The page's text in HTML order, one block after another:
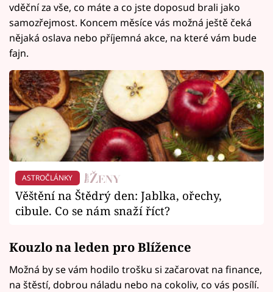
vděční za vše, co máte a co jste doposud brali jako
samozřejmost. Koncem měsíce vás možná ještě čeká
nějaká oslava nebo příjemná akce, na které vám bude
fajn.
ASTROČLÁNKY
Věštění na Štědrý den: Jablka, ořechy,
cibule. Co se nám snaží říct?
Kouzlo na leden pro Blížence
Možná by se vám hodilo trošku si začarovat na finance,
na štěstí, dobrou náladu nebo na cokoliv, co vás posílí.